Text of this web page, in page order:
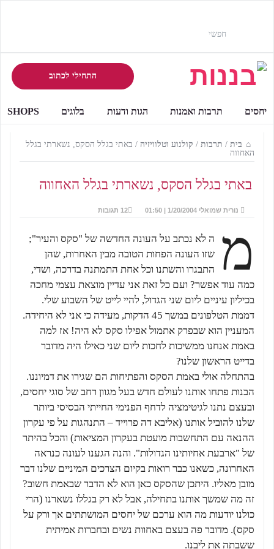
התחילי לכתוב
יחסים תרבות ואמנות הגות ודעות בלוגים SHOPS
בית / תרבות / קולנוע וטלוויזיה / באתי בגלל הסקס, נשארתי בגלל
האחווה
באתי בגלל הסקס, נשארתי בגלל האחווה
נורית שמואלי 1/20/2004 | 01:50 12 תגובות
מ
ה לא נכתב על העונה החדשה של "סקס והעיר";
שזו העונה הפחות הטובה מבין האחרות, שהן
התבגרו והשתנו וכל אחת התמתנה בדרכה, ושדי,
כמה עוד אפשר? ועם כל זאת אני עדיין מוצאת עצמי מחכה
בכיליון עיניים ליום שני הגדול, להיי לייט של השבוע שלי.
דממת הטלפונים במשך 45 הדקות, מעידה כי אני לא היחידה.
המעניין הוא שבפרק אתמול אפילו סקס לא היה! אז למה
באמת אנחנו ממשיכות לחכות ליום שני כאילו היה מדובר
בדייט הראשון שלנו?
בהתחלה אולי באמת הסקס והפתיחות הם שגירו את דמיוננו.
הבנות פתחו אותנו לעולם חדש בעל מגוון רחב של סוגי יחסים,
ובעצם נתנו לגיטימציה לדחף הפנימי החייתי הבסיסי ביותר
שלנו להוביל אותנו (אליבא דה פרוייד – התנהגות על פי עקרון
ההנאה עם התחשבות מועטת בעקרון המציאות) והכל בהיתר
של "ארבעת אחיותינו הגדולות". והנה הגענו לעונה כנראה
האחרונה, כשאנו כבר רואות בקיום הצרכים המיניים שלנו דבר
מובן מאליו. היתכן שהסקס כאן הוא לא הדבר שבאמת חשוב?
זה מה שמשך אותנו בתחילה, אבל לא רק בגללו נשארנו (הרי
כולנו יודעות מה הוא ערכם של יחסים המושתתים אך ורק על
סקס). מדובר פה בעצם באחוות נשים ובחברות אמיתית
ששבתה את ליבנו.